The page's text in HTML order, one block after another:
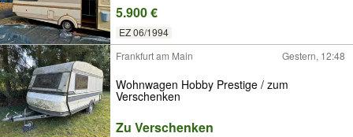
5.900 €
EZ 06/1994
Frankfurt am Main
Gestern, 12:48
Wohnwagen Hobby Prestige / zum
Verschenken
Zu Verschenken